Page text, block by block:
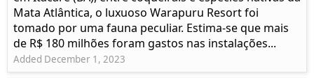
Mata Atlântica, o luxuoso Warapuru Resort foi
tomado por uma fauna peculiar. Estima-se que mais
de R$ 180 milhões foram gastos nas instalações...
Added December 1, 2023